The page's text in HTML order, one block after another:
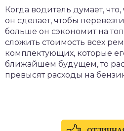
Когда водитель думает,
он сделает, чтобы
больше он сэкономит на
сложить стоимость всех
комплектующих, которые
ближайшем будущем, то
превысят расходы на